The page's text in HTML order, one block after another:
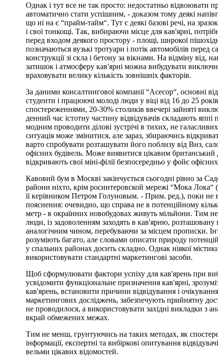
Однак і тут все не так просто: недостатньо відвоювати
автоматично стати успішним, - доказом тому деякі
що ні на є “прайм-тайм“. Тут є деякі базові речі, на
і свої тонкощі. Так, вибираючи місце для кав'ярні,
перед входом деякого простору - площі, широкої
позначаються вузькі тротуари і потік автомобілів
конструкції зі скла і бетону за вікнами. На відміну від,
затишок і атмосферу кав'ярні можна вибудувати
враховувати велику кількість зовнішніх факторів.
За даними консалтингової компанії “Асесор“, основні
студенти і працюючі молоді люди у віці від 16 до 25
спостереженнями, 20-30% столиків ввечері зайняті
денний час істотну частину відвідувачів складають яппі
модним проводити ділові зустрічі в тихих, не
ситуація може змінитися, але зараз, збираючись
варто спробувати розташувати його поблизу від Внз,
офісних будівель. Може виявитися цікавим британський
відкривають свої міні-філії безпосередньо у фойє
Кавовий бум в Москві закінчується сьогодні рівно за
райони ніхто, крім росинтеровской мережі “Мока
її керівником Петром Голуновым. - Прим. ред.), поки не
пояснення: очевидно, що справа не в потенційному
метр - в окраїнних новобудовах живуть мільйони. Тим
люди, із задоволенням заходять в кав'ярню, розташовану
аналогічним чином, перебуваючи за місцем прописки.
розуміють багато, але словами описати природу
у спальних районах досить складно. Однак ніякої
використовувати стандартні маркетингові засоби.
Щоб сформулювати фактори успіху для кав'ярень при
усвідомити функціональне призначення кав'ярні,
кав'ярень, встановити причини відвідування і
маркетингових досліджень, забезпечують прийнятну
не проводилося, а використовувати західні викладки з
вкрай обмежених межах.
Тим не менш, грунтуючись на таких методах, як
інформації, експертні та вибіркові опитування
вельми цікавих відомостей.